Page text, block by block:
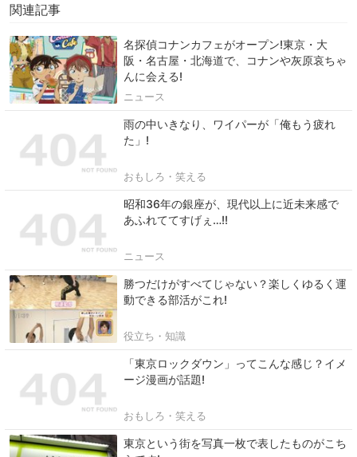
関連記事
名探偵コナンカフェがオープン!東京・大
阪・名古屋・北海道で、コナンや灰原哀ちゃ
んに会える!
ニュース
雨の中いきなり、ワイパーが「俺もう疲れ
た」!
おもしろ・笑える
昭和36年の銀座が、現代以上に近未来感で
あふれててすげぇ…!!
ニュース
勝つだけがすべてじゃない？楽しくゆるく運
動できる部活がこれ!
役立ち・知識
「東京ロックダウン」ってこんな感じ？イメ
ージ漫画が話題!
おもしろ・笑える
東京という街を写真一枚で表したものがこち